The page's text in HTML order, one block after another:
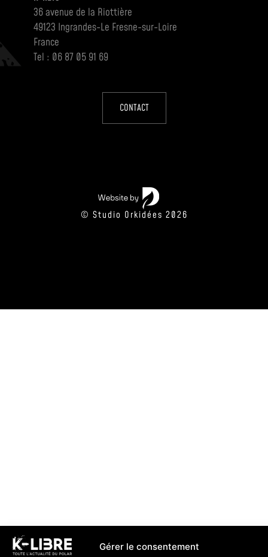
Gérer le consentement
36 avenue de la Riottière
49123 Ingrandes-Le Fresne-sur-Loire
France
Tel : 06 87 05 91 69
CONTACT
© Studio Orkidées 2026